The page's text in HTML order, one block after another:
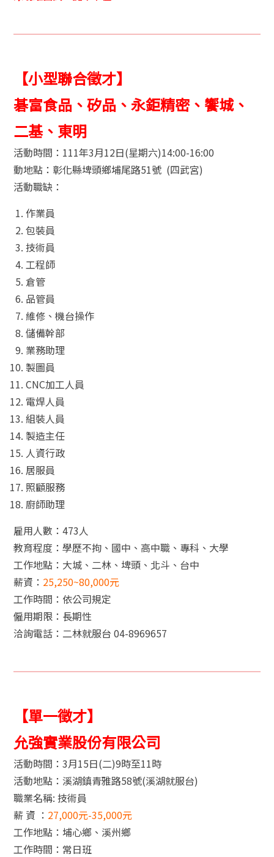
【小型聯合徵才】
碁富食品、矽品、永鉅精密、饗城、
二基、東明
活動時間：111年3月12日(星期六)14:00-16:00
動地點：彰化縣埤頭鄉埔尾路51號 (四武宮)
活動職缺：
作業員
包裝員
技術員
工程師
倉管
品管員
維修、機台操作
儲備幹部
業務助理
製圖員
CNC加工人員
電焊人員
組裝人員
製造主任
人資行政
居服員
照顧服務
廚師助理
雇用人數：473人
教育程度：學歷不拘、國中、高中職、專科、大學
工作地點：大城、二林、埤頭、北斗、台中
薪資： 25,250~80,000元
工作時間：依公司規定
僱用期限：長期性
洽詢電話：二林就服台 04-8969657
【單一徵才】
允強實業股份有限公司
活動時間：3月15日(二)9時至11時
活動地點：溪湖鎮青雅路58號(溪湖就服台)
職業名稱: 技術員
薪 資 ： 27,000元-35,000元
工作地點：埔心鄉、溪州鄉
工作時間：常日班